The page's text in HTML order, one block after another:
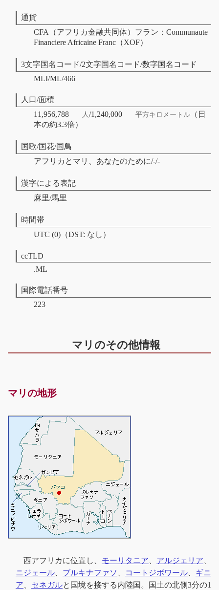
通貨
CFA（アフリカ金融共同体）フラン：Communaute
Financiere Africaine Franc（XOF）
3文字国名コード/2文字国名コード/数字国名コード
MLI/ML/466
人口/面積
11,956,788
人 /1,240,000 平方キロメートル （日
本の約3.3倍）
国歌/国花/国鳥
アフリカとマリ、あなたのために/-/-
漢字による表記
麻里/馬里
時間帯
UTC (0)（DST: なし）
ccTLD
.ML
国際電話番号
223
マリのその他情報
マリの地形
西アフリカに位置し、 モーリタニア アルジェリア
ニジェール
ブルキナファソ コートジボワール
ギニ
ア
セネガルと国境を接する内陸国。国土の北側3分の1